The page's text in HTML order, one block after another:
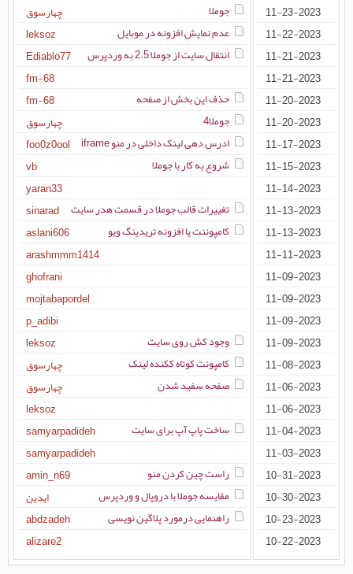
11-23-2023
kitchencenter
11-22-2023
azmayeshnaroon00
11-21-2023
ezrameura
11-21-2023
seo2023
11-20-2023
keywan
11-20-2023
parsconiing
11-17-2023
ozhen
11-15-2023
omorfia
11-14-2023
omransanatava
11-13-2023
sansigold
11-13-2023
tesla
11-11-2023
مهدیس00
11-09-2023
mahdinrs
11-09-2023
مریم099
11-09-2023
GoalsAndDreams
11-09-2023
naser1819
11-08-2023
reddragon11
11-06-2023
11-06-2023
قادری666
11-04-2023
مونتا66786
11-03-2023
BelievableRemedies
10-31-2023
GleamingEnglish
10-30-2023
amir3344
10-23-2023
mohsseen
10-22-2023
tehran.exchange
چهارسوق
جوملا
leksoz
عدم نمایش افزونه در موبایل
Ediablo77
انتقال سایت از جوملا 2.5 به وردپرس
fm-68
روش ریدایرکت یک صفحه از جوملا ۲.۵ به یک صفحه از
وردپرس
fm-68
حذف این بخش از صفحه
چهارسوق
جوملا4
foo0z0ool
ادرس دهی لینک داخلی در منو iframe
vb
شروع به کار با جوملا
yaran33
مشکل no index کردن آرشیو مطالب و نظرات در جوملا
3 و 4
sinarad تغییرات قالب جوملا در قسمت هدر سایت
aslani606
کامپوننت یا افزونه تریدینگ ویو
arashmmm1414
ghofrani
نیاز به فایل های زبان فارسی برای EasyArticles و
mojtabapordel
p_adibi
براي سايت ساختن با جوملا احتياج ميشه php و mysql
بلد باشيم؟
leksoz
وجود کش روی سایت
چهارسوق
کامپونت کوتاه ککنده لینک
چهارسوق
صفحه سفید شدن
leksoz
درخواست ماژول شبکه های اجتماعی شناور در سایت
samyarpadideh
ساخت پاپ آپ برای سایت
samyarpadideh
درخواست ماژول یا کامپوننت گالری
amin_n69
راست چین کردن منو
ایدین
مقایسه جوملا با دروپال و وردپرس
abdzadeh
راهنمایی درمورد پلاگین نویسی
alizare2
اشتراک گذاری خبر با تصویر در فضای مجازی